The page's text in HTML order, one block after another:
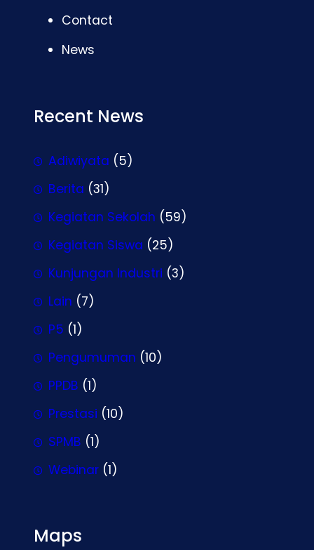
Contact
News
Recent News
Adiwiyata (5)
Berita (31)
Kegiatan Sekolah (59)
Kegiatan Siswa (25)
Kunjungan Industri (3)
Lain (7)
P5 (1)
Pengumuman (10)
PPDB (1)
Prestasi (10)
SPMB (1)
Webinar (1)
Maps